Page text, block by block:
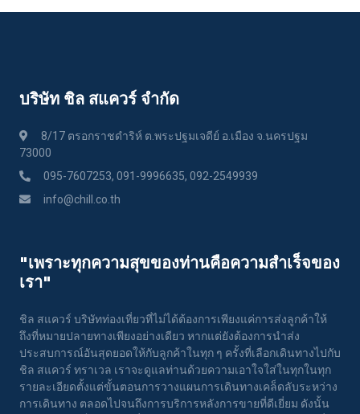
บริษัท ชิล สแควร์ จำกัด
8/17 ตรอกราชดำริห์ ต.พระปฐมเจดีย์ อ.เมือง จ.นครปฐม
73000
095-7607253, 091-9996635, 092-2549939
info@chill.co.th
"เพราะทุกความสุขของท่านคือความสําเร็จของ
เรา"
ชิล สแควร์ บริษัทท่องเที่ยวที่ไม่ได้ต้องการเพียงแค่การส่งลูกค้าให้
ถึงที่หมายปลายทางเพียงอย่างเดียว หากแต่ยังต้องการนำส่ง
ประสบการณ์อันสุดยอดให้กับลูกค้าในทุก ๆ ครั้งที่เลือกเดินทางไปกับ
ชิล สแควร์ ทราเวล เราจะดูแลท่านด้วยความเอาใจใส่ในทุกในทุก
รายละเอียดตั้งแต่ขั้นตอนการวางแผนการเดินทางเคล็ดลับระหว่าง
การเดินทาง ตลอดไปจนถึงการบริการหลังการขายที่ดีเยี่ยม ดังนั้น